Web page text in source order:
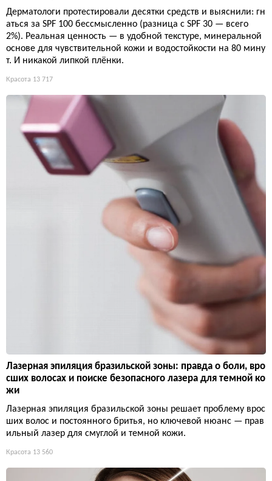
Дерматологи протестировали десятки средств и выяснили: гн
аться за SPF 100 бессмысленно (разница с SPF 30 — всего
2%). Реальная ценность — в удобной текстуре, минеральной
основе для чувствительной кожи и водостойкости на 80 мину
т. И никакой липкой плёнки.
Красота 13 717
Лазерная эпиляция бразильской зоны: правда о боли, вро
сших волосах и поиске безопасного лазера для темной ко
жи
Лазерная эпиляция бразильской зоны решает проблему врос
ших волос и постоянного бритья, но ключевой нюанс — прав
ильный лазер для смуглой и темной кожи.
Красота 13 560